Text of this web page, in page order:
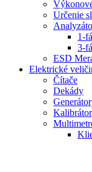
Určenie
1-
3-
ESD
Elektrické
Čítače
Dekády